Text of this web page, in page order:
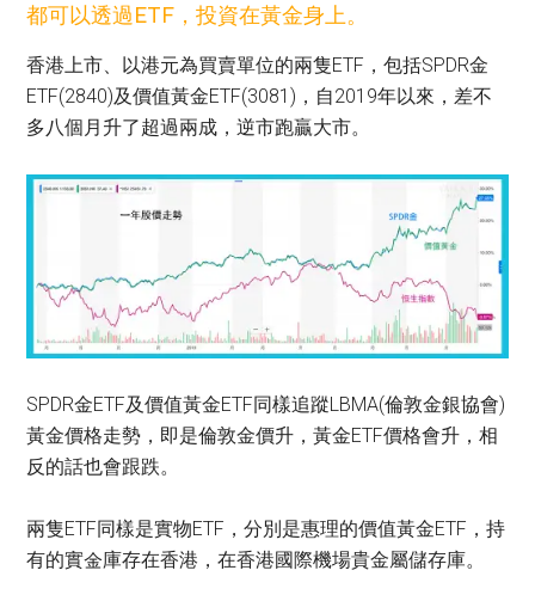
都可以透過ETF，投資在黃金身上。
香港上市、以港元為買賣單位的兩隻ETF，包括SPDR金
ETF(2840)及價值黃金ETF(3081)，自2019年以來，差不
多八個月升了超過兩成，逆市跑贏大市。
SPDR金ETF及價值黃金ETF同樣追蹤LBMA(倫敦金銀協會)
黃金價格走勢，即是倫敦金價升，黃金ETF價格會升，相
反的話也會跟跌。
兩隻ETF同樣是實物ETF，分別是惠理的價值黃金ETF，持
有的實金庫存在香港，在香港國際機場貴金屬儲存庫。